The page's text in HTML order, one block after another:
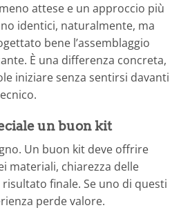
attese e un approccio più
identici, naturalmente, ma
bene l’assemblaggio
È una differenza concreta,
iniziare senza sentirsi davanti
un buon kit
Un buon kit deve offrire
materiali, chiarezza delle
finale. Se uno di questi
perde valore.